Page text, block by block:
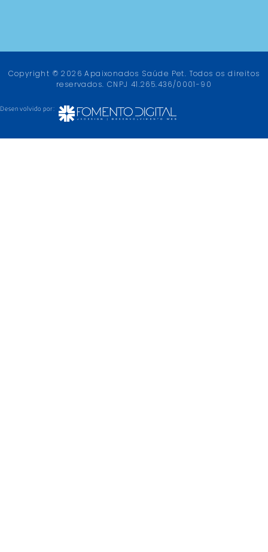
Copyright © 2026 Apaixonados Saúde Pet. Todos os direitos
reservados. CNPJ 41.265.436/0001-90
Desenvolvido por: